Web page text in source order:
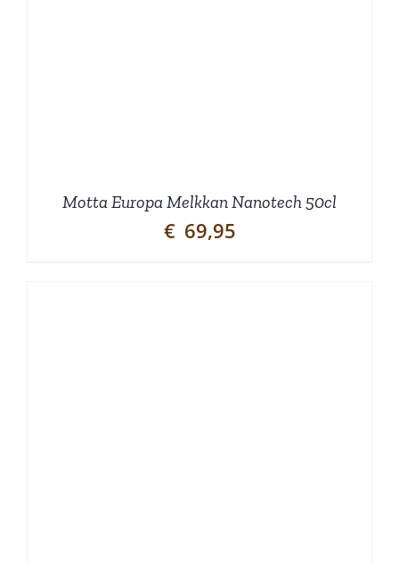
Motta Europa Melkkan Nanotech 50cl
€ 69,95